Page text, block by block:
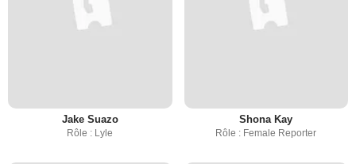
Jake Suazo
Rôle : Lyle
Shona Kay
Rôle : Female Reporter